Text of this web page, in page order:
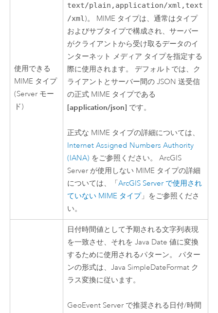
使用できる
MIME タイプ
(Server モー
ド)
text/plain,application/xml,text
/xml)。 MIME タイプは、通常はタイプ
およびサブタイプで構成され、サーバー
がクライアントから受け取るデータのイ
ンターネット メディア タイプを指定する
際に使用されます。 デフォルトでは、ク
ライアントとサーバー間の JSON 送受信
の正式 MIME タイプである
[application/json] です。
正式な MIME タイプの詳細については、
Internet Assigned Numbers Authority
(IANA) をご参照ください。ArcGIS
Server が使用しない MIME タイプの詳細
については、「ArcGIS Server で使用され
ていない MIME タイプ」をご参照くださ
い。
日付時間値として予期される文字列表現
を一致させ、それをJava Date 値に変換
するために使用されるパターン。 パター
ンの形式は、Java SimpleDateFormat ク
ラス変換に従います。
GeoEvent Server で推奨される日付/時間